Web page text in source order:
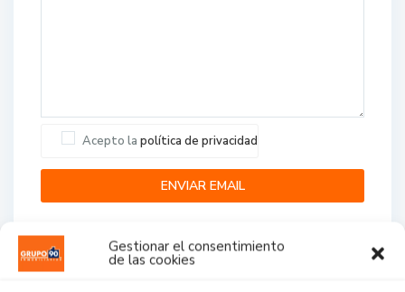
Gestionar el consentimiento
de las cookies
Acepto la política de privacidad